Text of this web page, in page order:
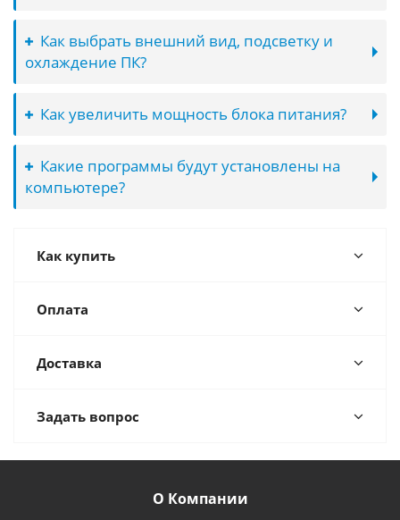
Как выбрать внешний вид, подсветку и
охлаждение ПК?
Как увеличить мощность блока питания?
Какие программы будут установлены на
компьютере?
Как купить
Оплата
Доставка
Задать вопрос
О Компании